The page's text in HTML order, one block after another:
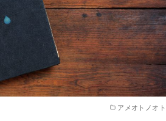
アメオトノオト